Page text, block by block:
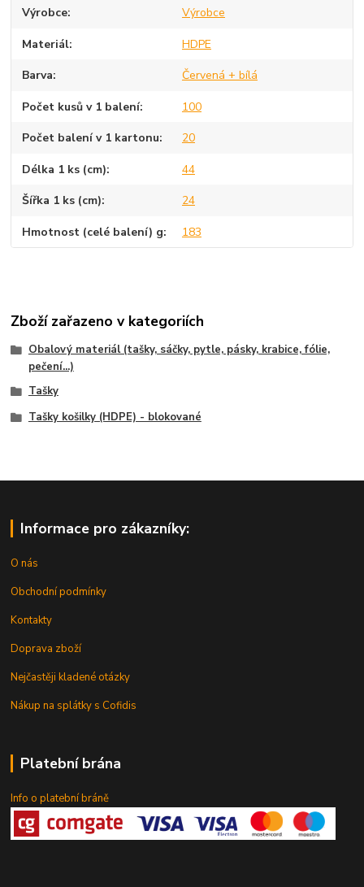
Výrobce Výrobce
Materiál HDPE
Barva Červená + bílá
Počet kusů v 1 balení 100
Počet balení v 1 kartonu 20
Délka 1 ks (cm) 44
Šířka 1 ks (cm) 24
Hmotnost (celé balení) g 183
Zboží zařazeno v kategoriích
Obalový materiál (tašky, sáčky, pytle, pásky, krabice, fólie,
pečení...)
Tašky
Tašky košilky (HDPE) - blokované
Informace pro zákazníky:
O nás
Obchodní podmínky
Kontakty
Doprava zboží
Nejčastěji kladené otázky
Nákup na splátky s Cofidis
Platební brána
Info o platební bráně